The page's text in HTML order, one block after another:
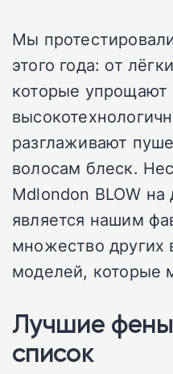
Мы
этого года: от
которые упрощают
разглаживают
волосам блеск.
Mdlondon BLOW
является нашим
множество других
моделей, которые
Лучшие
список